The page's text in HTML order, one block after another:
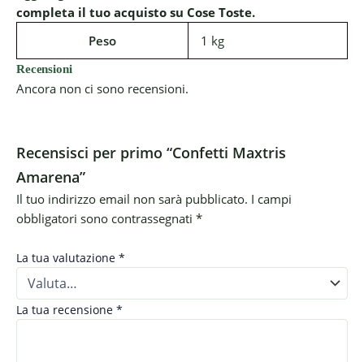
completa il tuo acquisto su Cose Toste.
Peso
1 kg
Recensioni
Ancora non ci sono recensioni.
Recensisci per primo “Confetti Maxtris
Amarena”
Il tuo indirizzo email non sarà pubblicato. I campi
obbligatori sono contrassegnati *
La tua valutazione *
La tua recensione *